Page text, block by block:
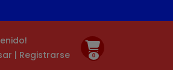
| Registrarse
0